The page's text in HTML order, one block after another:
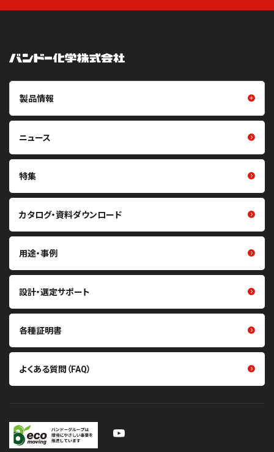
製品情報
摩擦伝動ベルト（Vベルト・平ベ
ト・プーリ）
重量物搬送用コンベヤベルト・
張力計・センサ
フイルム・シート
クリーン化製品
熱マネジメント関連製品
ニュース
特集
カタログ・資料ダウンロード
用途・事例
設計・選定サポート
各種証明書
よくある質問（FAQ）